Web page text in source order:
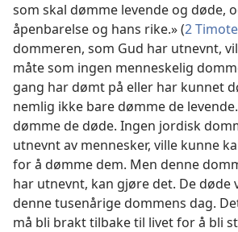
som skal dømme levende og døde,
åpenbarelse og hans rike.» (2
dommeren, som Gud har utnevnt,
måte som ingen menneskelig
gang har dømt på eller har kunnet
nemlig ikke bare dømme de
dømme de døde. Ingen jordisk
utnevnt av mennesker, ville kunne
for å dømme dem. Men denne
har utnevnt, kan gjøre det. De døde
dennetusenårige dommens dag.
må bli brakt tilbake til livet for å bli